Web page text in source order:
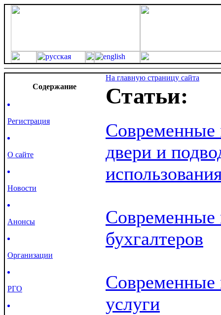
Cодержание
Регистрация
О сайте
Новости
Анонсы
Организации
РГО
На главную страницу сайта
Статьи:
Современные
двери и
Современные
бухгалтеров
Современные
услуги